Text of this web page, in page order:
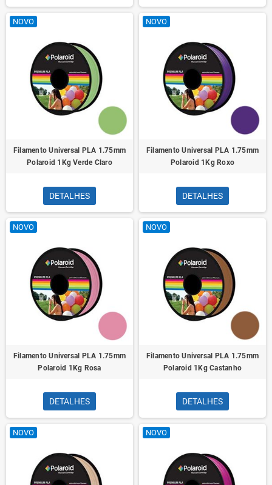
NOVO
Filamento Universal PLA 1.75mm
Polaroid 1Kg Verde Claro
DETALHES
NOVO
Filamento Universal PLA 1.75mm
Polaroid 1Kg Roxo
DETALHES
NOVO
Filamento Universal PLA 1.75mm
Polaroid 1Kg Rosa
DETALHES
NOVO
Filamento Universal PLA 1.75mm
Polaroid 1Kg Castanho
DETALHES
NOVO NOVO